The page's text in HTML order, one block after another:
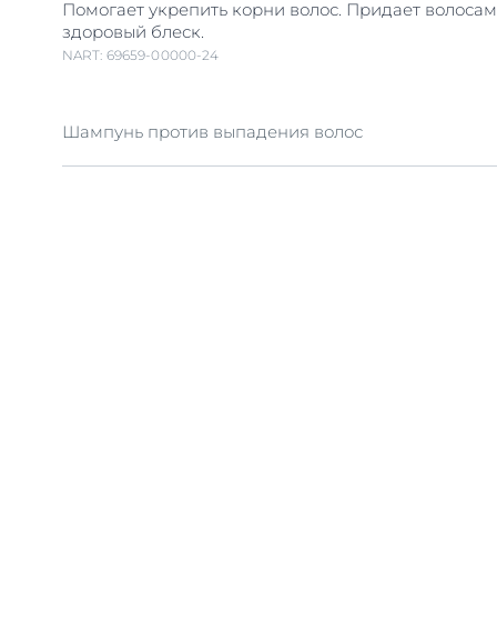
Помогает укрепить корни волос. Придает
здоровый блеск.
NART: 69659-00000-24
Шампунь против выпадения волос